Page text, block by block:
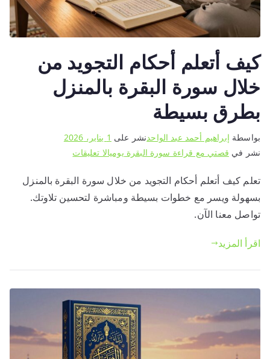
كيف أتعلم أحكام التجويد من
خلال سورة البقرة بالمنزل
بطرق بسيطة
بواسطة إبراهيم أحمد عبد الواحدنشر على 1 يناير، 2026
نشر في قصتي مع قراءة سورة البقرة يوميالا تعليقاتعلى
أتعلم
أحكام
البقرة
بالمنزل
بطرق
بسيطة
تعلم كيف أتعلم أحكام التجويد من خلال سورة البقرة بالمنزل
بسهولة ويسر مع خطوات بسيطة ومباشرة لتحسين تلاوتك.
تواصل معنا الآن.
اقرأ المزيد